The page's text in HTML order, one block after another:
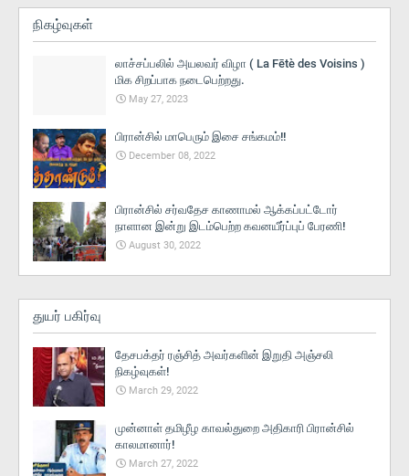
நிகழ்வுகள்
லாச்சப்பலில் அயலவர் விழா ( La Fētè des Voisins )
மிக சிறப்பாக நடைபெற்றது.
May 27, 2023
பிரான்சில் மாபெரும் இசை சங்கமம்!!
December 08, 2022
பிரான்சில் சர்வதேச காணாமல் ஆக்கப்பட்டோர்
நாளான இன்று இடம்பெற்ற கவனயீர்ப்புப் பேரணி!
August 30, 2022
துயர் பகிர்வு
தேசபக்தர் ரஞ்சித் அவர்களின் இறுதி அஞ்சலி
நிகழ்வுகள்!
March 29, 2022
முன்னாள் தமிழீழ காவல்துறை அதிகாரி பிரான்சில்
காலமானார்!
March 27, 2022